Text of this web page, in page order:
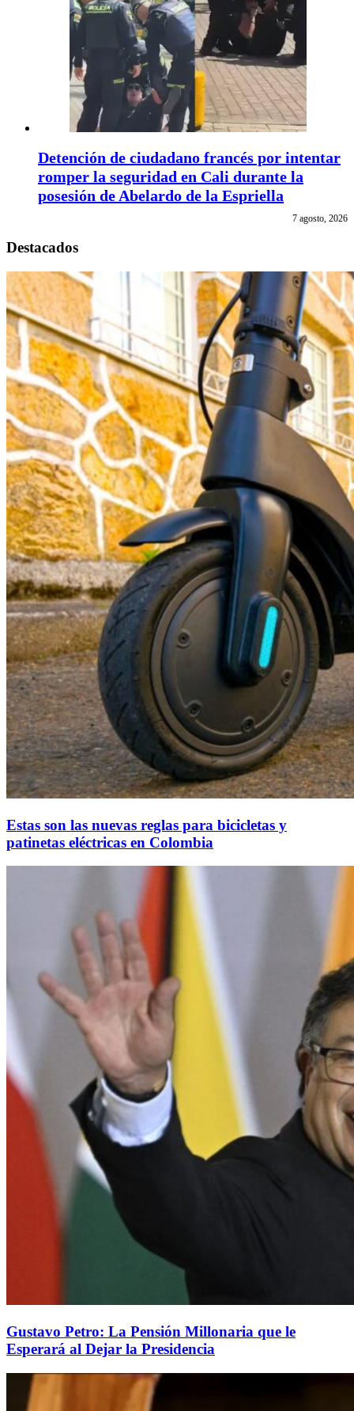
Detención de ciudadano francés por intentar
romper la seguridad en Cali durante la
posesión de Abelardo de la Espriella
7 agosto, 2026
Destacados
Estas son las nuevas reglas para bicicletas y
patinetas eléctricas en Colombia
Gustavo Petro: La Pensión Millonaria que le
Esperará al Dejar la Presidencia